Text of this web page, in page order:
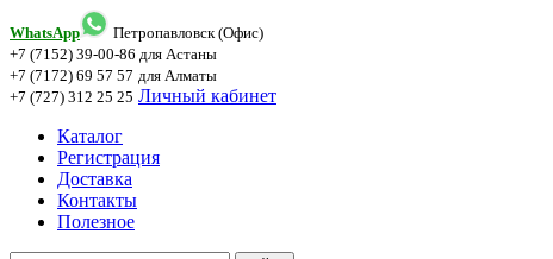
WhatsApp
Петропавловск (Офис)
+7 (7152) 39-00-86 для Астаны
+7 (7172) 69 57 57 для Алматы
+7 (727) 312 25 25 Личный кабинет
Каталог
Регистрация
Доставка
Контакты
Полезное